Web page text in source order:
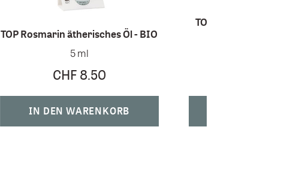
TOP Rosmarin ätherisches Öl - BIO
5 ml
CHF 8.50
IN DEN WARENKORB
TOP Weisstanne